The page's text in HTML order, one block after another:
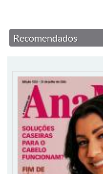
Recomendados